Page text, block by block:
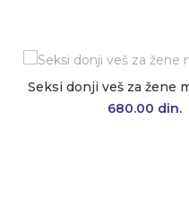
Seksi donji veš za žene
680.00 din.